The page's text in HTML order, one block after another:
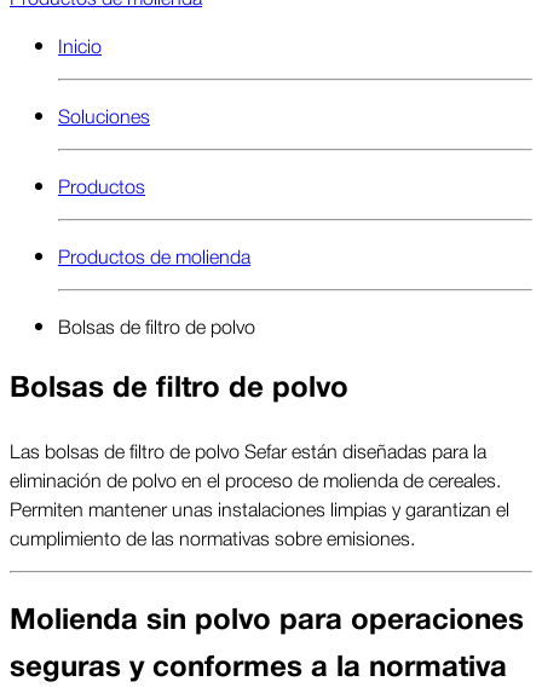
Inicio
Soluciones
Productos
Productos de molienda
Bolsas de filtro de polvo
Bolsas de filtro de polvo
Las bolsas de filtro de polvo Sefar están diseñadas para la
eliminación de polvo en el proceso de molienda de cereales.
Permiten mantener unas instalaciones limpias y garantizan el
cumplimiento de las normativas sobre emisiones.
Molienda sin polvo para operaciones
seguras y conformes a la normativa